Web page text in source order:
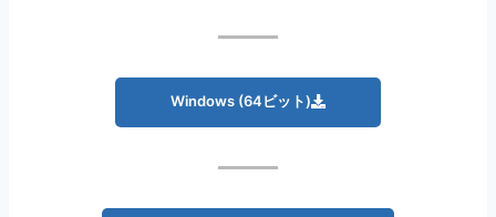
Windows (64ビット)